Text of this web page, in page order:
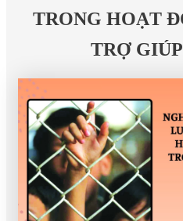
TRONG HOẠT
TRỢ